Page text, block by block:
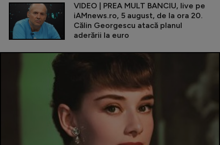
VIDEO | PREA MULT BANCIU, live pe
iAMnews.ro, 5 august, de la ora 20.
Călin Georgescu atacă planul
aderării la euro